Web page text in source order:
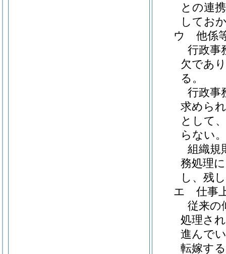
との連
してお
ウ
他係
行政事
欠であ
る。
行政事
求めら
として
らない。
組織規
務処理
し、残
エ
仕事
従来の
処理さ
進んで
転嫁す